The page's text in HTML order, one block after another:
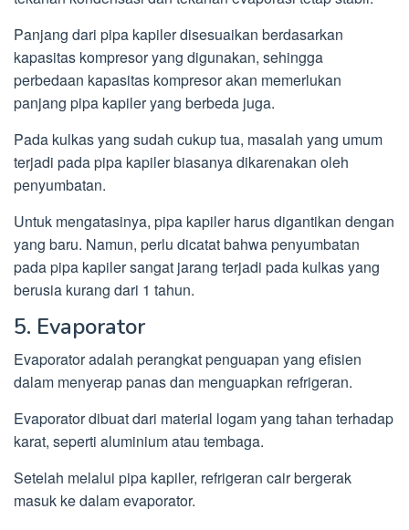
Panjang dari pipa kapiler disesuaikan berdasarkan
kapasitas kompresor yang digunakan, sehingga
perbedaan kapasitas kompresor akan memerlukan
panjang pipa kapiler yang berbeda juga.
Pada kulkas yang sudah cukup tua, masalah yang umum
terjadi pada pipa kapiler biasanya dikarenakan oleh
penyumbatan.
Untuk mengatasinya, pipa kapiler harus digantikan dengan
yang baru. Namun, perlu dicatat bahwa penyumbatan
pada pipa kapiler sangat jarang terjadi pada kulkas yang
berusia kurang dari 1 tahun.
5. Evaporator
Evaporator adalah perangkat penguapan yang efisien
dalam menyerap panas dan menguapkan refrigeran.
Evaporator dibuat dari material logam yang tahan terhadap
karat, seperti aluminium atau tembaga.
Setelah melalui pipa kapiler, refrigeran cair bergerak
masuk ke dalam evaporator.